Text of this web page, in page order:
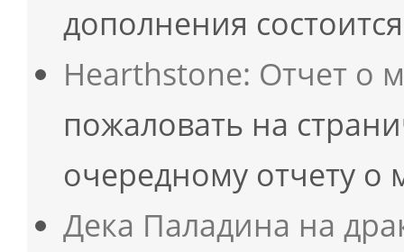
дополнения
Hearthstone: Отчет о
пожаловать на
очередному отчету о
Дека Паладина на